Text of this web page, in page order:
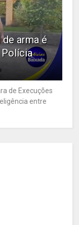
arma é
Polícia
de Execuções
entre